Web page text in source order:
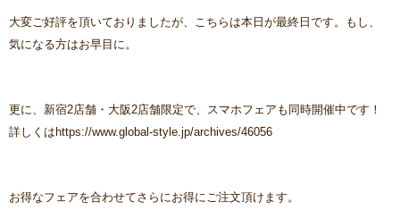
大変ご好評を頂いておりましたが、こちらは本日が最終日です。もし、
気になる方はお早目に。
更に、新宿2店舗・大阪2店舗限定で、スマホフェアも同時開催中です！
詳しくはhttps://www.global-style.jp/archives/46056
お得なフェアを合わせてさらにお得にご注文頂けます。